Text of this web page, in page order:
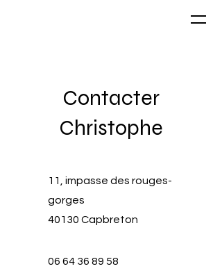
Contacter
Christophe
11, impasse des rouges-
gorges
40130 Capbreton
06 64 36 89 58